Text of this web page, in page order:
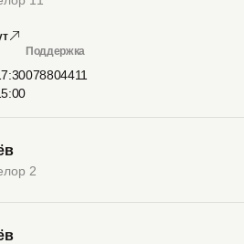
Поддержка
078804411
2